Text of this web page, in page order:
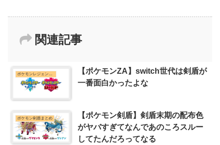
関連記事
【ポケモンZA】switch世代は剣盾が
一番面白かったよな
ポケモン剣盾まとめ
【ポケモン剣盾】剣盾末期の配布色
がヤバすぎてなんであのころスルー
してたんだろってなる